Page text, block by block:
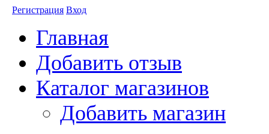
Регистрация Вход
Главная
Добавить отзыв
Каталог магазинов
Добавить магазин